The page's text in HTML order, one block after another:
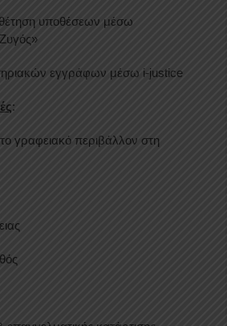
υποθέσεων μέσω
εγγράφων μέσω i-justice
:
γραφειακό περιβάλλον στη